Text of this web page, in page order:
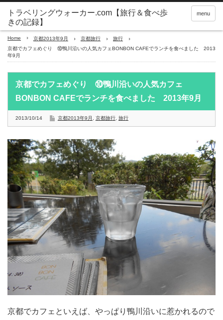
トラベリングウォーカー.com【旅行＆食べ歩
きの記録】
menu
Home 京都2013年9月 京都旅行
旅行
京都でカフェめぐり ⑩鴨川沿いの人気カフェBONBON CAFEでランチを食べました 2013
年9月
京都でカフェめぐり ⑩鴨川沿いの人気カフェ
BONBON CAFEでランチを食べました 2013年9月
2013/10/14 京都2013年9月 京都旅行 旅行
京都でカフェといえば、やっぱり鴨川沿いに惹かれるので